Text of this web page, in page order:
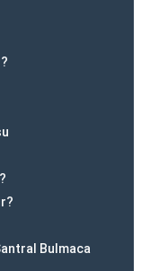
Bulmaca